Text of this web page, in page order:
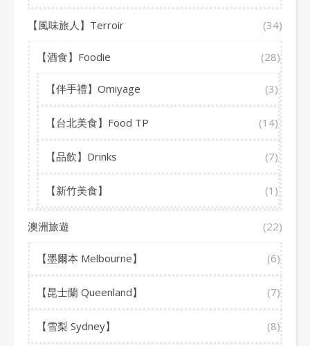
【風味旅人】Terroir (34)
【酒食】Foodie (28)
【伴手禮】Omiyage (3)
【台北美食】Food TP (14)
【品飲】Drinks (7)
【新竹美食】 (1)
澳洲旅遊 (22)
【墨爾本 Melbourne】 (6)
【昆士蘭 Queenland】 (7)
【雪梨 Sydney】 (8)